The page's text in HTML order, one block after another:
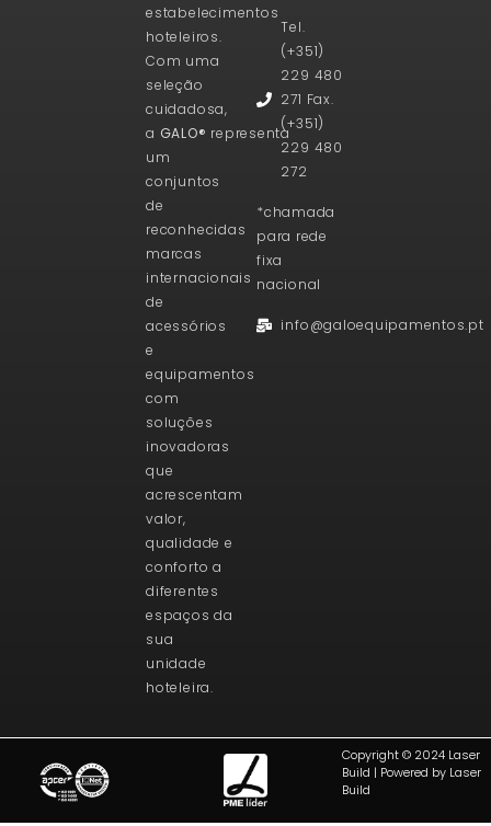
estabelecimentos
hoteleiros.
Com uma
seleção
cuidadosa,
a GALO® representa
um
conjuntos
de
reconhecidas
marcas
internacionais
de
acessórios
e
equipamentos
com
soluções
inovadoras
que
acrescentam
valor,
qualidade e
conforto a
diferentes
espaços da
sua
unidade
hoteleira.
Tel.
(+351)
229 480
271 Fax.
(+351)
229 480
272
*chamada
para rede
fixa
nacional
info@galoequipamentos.pt
Copyright © 2024 Laser
Build | Powered by Laser
Build